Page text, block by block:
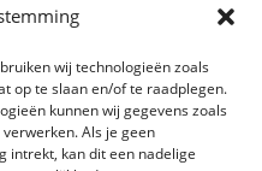
wij technologieën zoals
op te slaan en/of te raadplegen.
kunnen wij gegevens zoals
Als je geen
intrekt, kan dit een nadelige